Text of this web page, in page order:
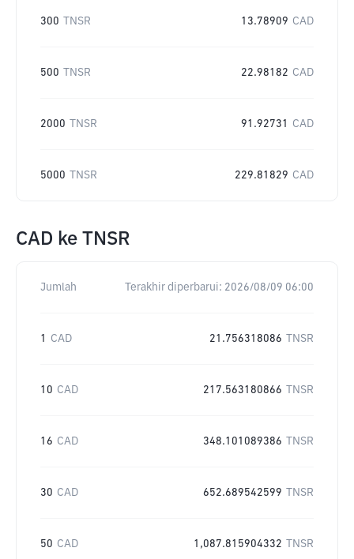
300 TNSR 13.78909 CAD
500 TNSR 22.98182 CAD
2000 TNSR 91.92731 CAD
5000 TNSR 229.81829 CAD
CAD ke TNSR
Jumlah Terakhir diperbarui: 2026/08/09 06:00
1 CAD 21.756318086 TNSR
10 CAD 217.563180866 TNSR
16 CAD 348.101089386 TNSR
30 CAD 652.689542599 TNSR
50 CAD 1,087.815904332 TNSR